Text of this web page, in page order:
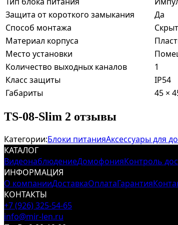
Защита от короткого замыкания
Да
Способ монтажа
Материал корпуса
Место установки
Количество выходных каналов
1
Класс защиты
IP54
Габариты
45 ×
TS-08-Slim 2 отзывы
Категории:Блоки питанияАксессуары для
КАТАЛОГ
ВидеонаблюдениеДомофонияКонтроль
ИНФОРМАЦИЯ
О компанииДоставкаОплатаГарантия
КОНТАКТЫ
+7 (926) 325-54-65
info@mir-len.ru